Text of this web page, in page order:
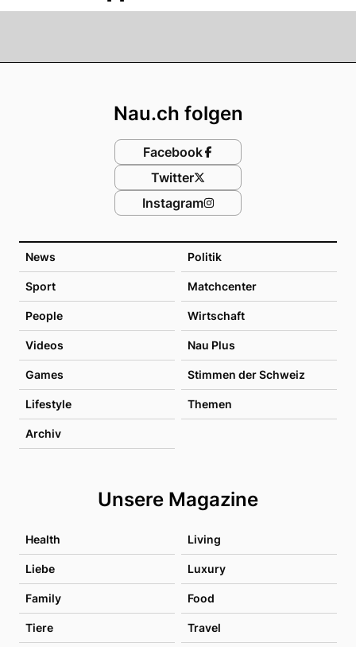
News Politik
Sport Matchcenter
People Wirtschaft
Videos Nau Plus
Games Stimmen der Schweiz
Lifestyle Themen
Archiv
Unsere Magazine
Health Living
Liebe Luxury
Family Food
Tiere Travel
Nau.ch folgen
Facebook
Twitter
Instagram